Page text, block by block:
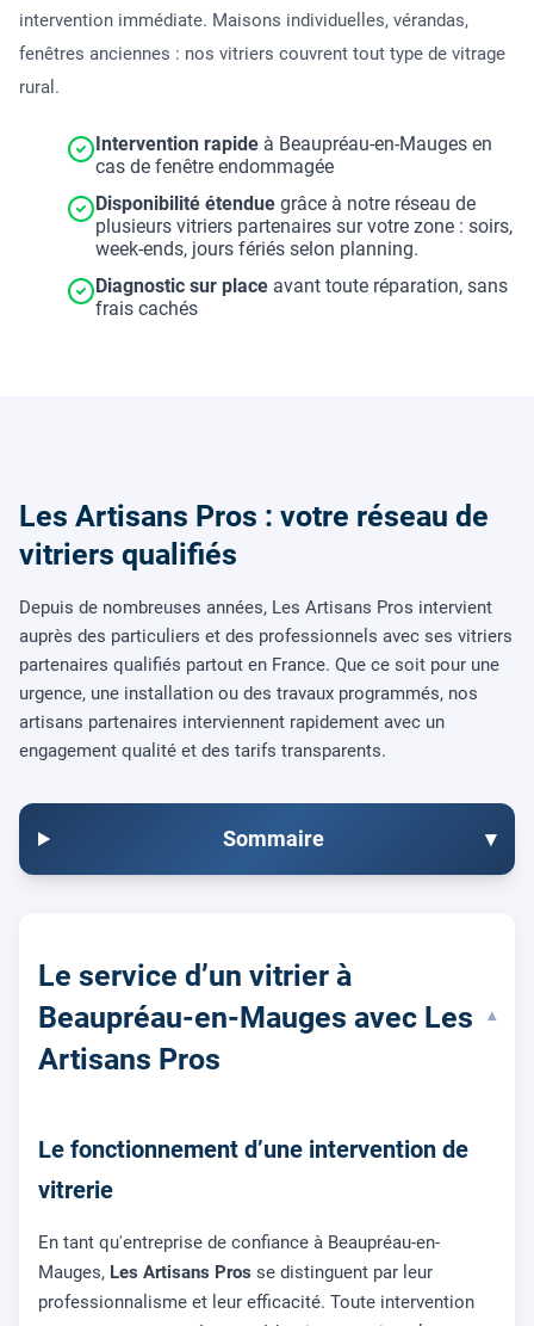
intervention immédiate. Maisons individuelles, vérandas,
fenêtres anciennes : nos vitriers couvrent tout type de vitrage
rural.
Intervention rapide à Beaupréau-en-Mauges en
cas de fenêtre endommagée
Disponibilité étendue grâce à notre réseau de
plusieurs vitriers partenaires sur votre zone : soirs,
week-ends, jours fériés selon planning.
Diagnostic sur place avant toute réparation, sans
frais cachés
Les Artisans Pros : votre réseau de
vitriers qualifiés
Depuis de nombreuses années, Les Artisans Pros intervient
auprès des particuliers et des professionnels avec ses vitriers
partenaires qualifiés partout en France. Que ce soit pour une
urgence, une installation ou des travaux programmés, nos
artisans partenaires interviennent rapidement avec un
engagement qualité et des tarifs transparents.
Sommaire ▾
Le service d’un vitrier à
Beaupréau-en-Mauges avec Les
Artisans Pros
▾
Le fonctionnement d’une intervention de
vitrerie
En tant qu'entreprise de confiance à Beaupréau-en-
Mauges, Les Artisans Pros se distinguent par leur
professionnalisme et leur efficacité. Toute intervention